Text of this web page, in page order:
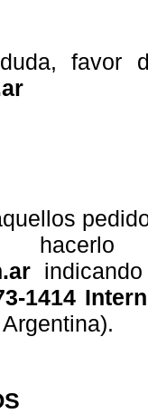
favor
1414